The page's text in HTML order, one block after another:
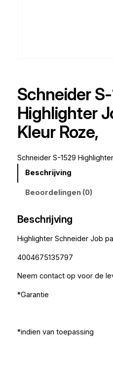
Schneider
Highlighter
Kleur Roze,
Schneider S-1529
Beschrijving
Beoordelingen (0)
Beschrijving
Highlighter Schneider Job
4004675135797
Neem contact op voor de
*Garantie
*indien van toepassing